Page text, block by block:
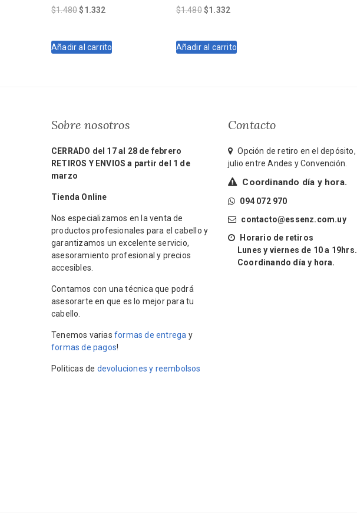
$1.480El
era:
$1.332
es:
Añadir al carrito
$1.480El
era:
$1.332
es:
Añadir al carrito
Sobre nosotros
CERRADO del 17 al 28 de febrero
RETIROS Y ENVIOS a partir del 1 de
marzo
Tienda Online
Nos especializamos en la venta de
productos profesionales para el cabello y
garantizamos un excelente servicio,
asesoramiento profesional y precios
accesibles.
Contamos con una técnica que podrá
asesorarte en que es lo mejor para tu
cabello.
Tenemos varias formas de entrega y
formas de pagos!
Politicas de devoluciones y reembolsos
Contacto
Opción de retiro en el depósito,
julio entre Andes y Convención.
Coordinando día y hora.
094 072 970
contacto@essenz.com.uy
Horario de retiros
Lunes y viernes de 10 a 19hrs.
Coordinando día y hora.